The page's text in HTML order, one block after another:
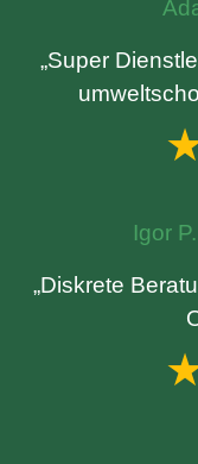
„Super
Igor
„Diskrete